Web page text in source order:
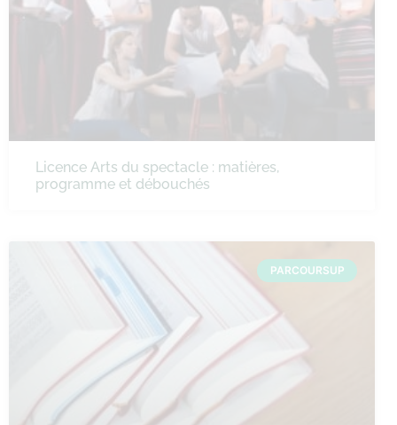
Licence Arts du spectacle : matières,
programme et débouchés
PARCOURSUP